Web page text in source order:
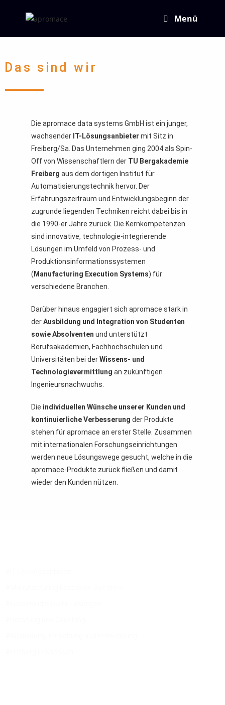
Menü
Das sind wir
Die apromace data systems GmbH ist ein junger,
wachsender IT-Lösungsanbieter mit Sitz in
Freiberg/Sa. Das Unternehmen ging 2004 als Spin-
Off von Wissenschaftlern der TU Bergakademie
Freiberg aus dem dortigen Institut für
Automatisierungstechnik hervor. Der
Erfahrungszeitraum und Entwicklungsbeginn der
zugrunde liegenden Techniken reicht dabei bis in
die 1990-er Jahre zurück. Die Kernkompetenzen
sind innovative, technologie-integrierende
Lösungen im Umfeld von Prozess- und
Produktionsinformationssystemen
(Manufacturing Execution Systems) für
verschiedene Branchen.
Darüber hinaus engagiert sich apromace stark in
derAusbildung und Integration von Studenten
sowie Absolventen und unterstützt
Berufsakademien, Fachhochschulen und
Universitäten bei derWissens- und
Technologievermittlung an zukünftigen
Ingenieursnachwuchs.
Die individuellen Wünsche unserer Kunden und
kontinuierliche Verbesserung der Produkte
stehen für apromace an erster Stelle. Zusammen
mit internationalen Forschungseinrichtungen
werden neue Lösungswege gesucht, welche in die
apromace-Produkte zurück fließen und damit
wieder den Kunden nützen.